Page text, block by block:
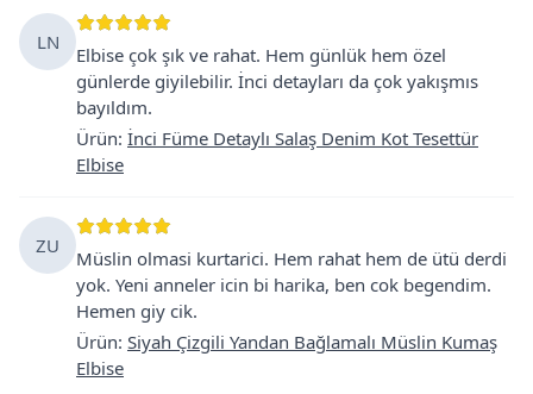
LN
Elbise çok şık ve rahat. Hem günlük hem özel
günlerde giyilebilir. İnci detayları da çok yakışmıs
bayıldım.
Ürün: İnci Füme Detaylı Salaş Denim Kot Tesettür
Elbise
ZU
Müslin olmasi kurtarici. Hem rahat hem de ütü derdi
yok. Yeni anneler icin bi harika, ben cok begendim.
Hemen giy cik.
Ürün: Siyah Çizgili Yandan Bağlamalı Müslin Kumaş
Elbise